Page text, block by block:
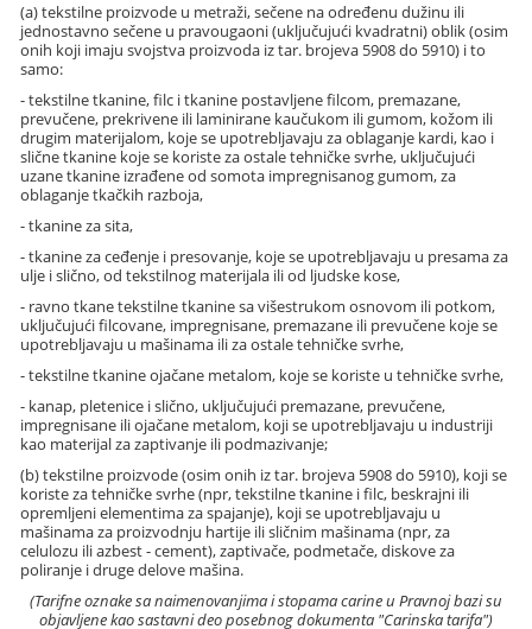
(a) tekstilne proizvode u metraži, sečene na određenu dužinu ili
jednostavno sečene u pravougaoni (uključujući kvadratni) oblik (osim
onih koji imaju svojstva proizvoda iz tar. brojeva 5908 do 5910) i to
samo:
- tekstilne tkanine, filc i tkanine postavljene filcom, premazane,
prevučene, prekrivene ili laminirane kaučukom ili gumom, kožom ili
drugim materijalom, koje se upotrebljavaju za oblaganje kardi, kao i
slične tkanine koje se koriste za ostale tehničke svrhe, uključujući
uzane tkanine izrađene od somota impregnisanog gumom, za
oblaganje tkačkih razboja,
- tkanine za sita,
- tkanine za ceđenje i presovanje, koje se upotrebljavaju u presama za
ulje i slično, od tekstilnog materijala ili od ljudske kose,
- ravno tkane tekstilne tkanine sa višestrukom osnovom ili potkom,
uključujući filcovane, impregnisane, premazane ili prevučene koje se
upotrebljavaju u mašinama ili za ostale tehničke svrhe,
- tekstilne tkanine ojačane metalom, koje se koriste u tehničke svrhe,
- kanap, pletenice i slično, uključujući premazane, prevučene,
impregnisane ili ojačane metalom, koji se upotrebljavaju u industriji
kao materijal za zaptivanje ili podmazivanje;
(b) tekstilne proizvode (osim onih iz tar. brojeva 5908 do 5910), koji se
koriste za tehničke svrhe (npr, tekstilne tkanine i filc, beskrajni ili
opremljeni elementima za spajanje), koji se upotrebljavaju u
mašinama za proizvodnju hartije ili sličnim mašinama (npr, za
celulozu ili azbest - cement), zaptivače, podmetače, diskove za
poliranje i druge delove mašina.
(Tarifne oznake sa naimenovanjima i stopama carine u Pravnoj bazi su
objavljene kao sastavni deo posebnog dokumenta "Carinska tarifa")